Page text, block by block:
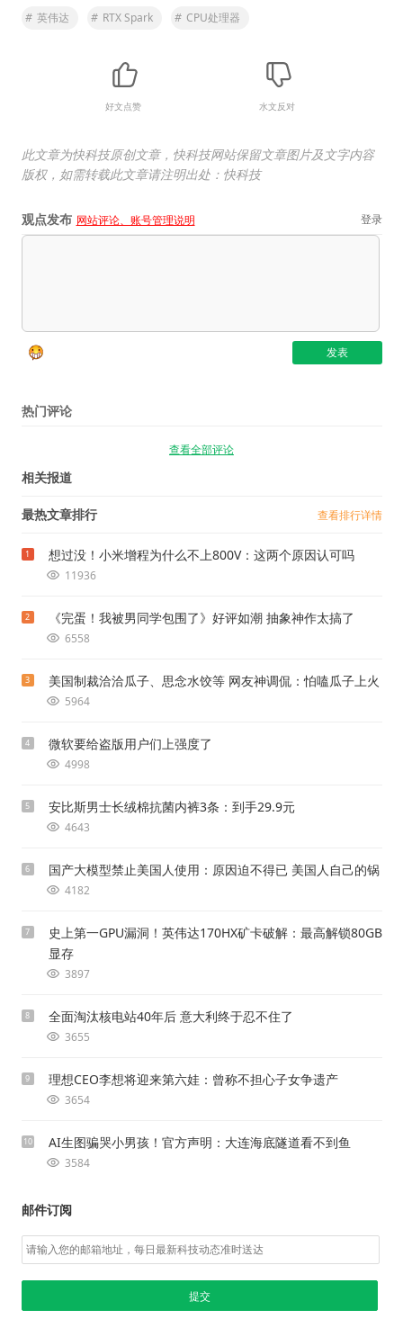
# 英伟达 # RTX Spark # CPU处理器
好文点赞 水文反对
此文章为快科技原创文章，快科技网站保留文章图片及文字内容
版权，如需转载此文章请注明出处：快科技
观点发布 网站评论、账号管理说明 登录
热门评论
查看全部评论
相关报道
最热文章排行 查看排行详情
1 想过没！小米增程为什么不上800V：这两个原因认可吗
11936
2 《完蛋！我被男同学包围了》好评如潮 抽象神作太搞了
6558
3 美国制裁洽洽瓜子、思念水饺等 网友神调侃：怕嗑瓜子上火
5964
4 微软要给盗版用户们上强度了
4998
5 安比斯男士长绒棉抗菌内裤3条：到手29.9元
4643
6 国产大模型禁止美国人使用：原因迫不得已 美国人自己的锅
4182
7
史上第一GPU漏洞！英伟达170HX矿卡破解：最高解锁80GB
显存
3897
8 全面淘汰核电站40年后 意大利终于忍不住了
3655
9 理想CEO李想将迎来第六娃：曾称不担心子女争遗产
3654
10 AI生图骗哭小男孩！官方声明：大连海底隧道看不到鱼
3584
邮件订阅